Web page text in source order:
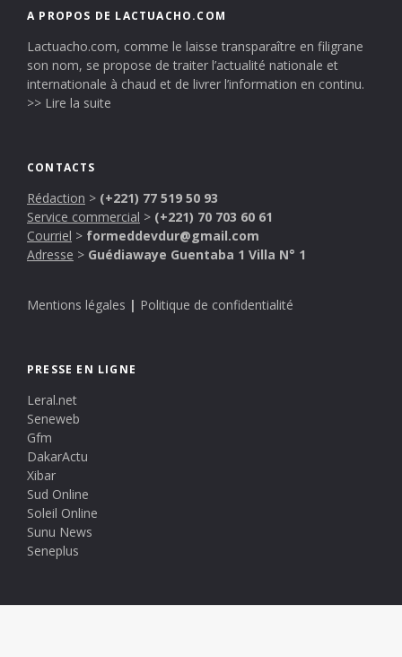
A PROPOS DE LACTUACHO.COM
Lactuacho.com, comme le laisse transparaître en filigrane
son nom, se propose de traiter l’actualité nationale et
internationale à chaud et de livrer l’information en continu.
>> Lire la suite
CONTACTS
Rédaction > (+221) 77 519 50 93
Service commercial > (+221) 70 703 60 61
Courriel > formeddevdur@gmail.com
Adresse > Guédiawaye Guentaba 1 Villa N° 1
Mentions légales | Politique de confidentialité
PRESSE EN LIGNE
Leral.net
Seneweb
Gfm
DakarActu
Xibar
Sud Online
Soleil Online
Sunu News
Seneplus